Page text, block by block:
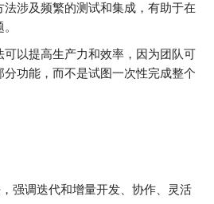
法涉及频繁的测试和集成，有助于在
可以提高生产力和效率，因为团队可
分功能，而不是试图一次性完成整个
强调迭代和增量开发、协作、灵活